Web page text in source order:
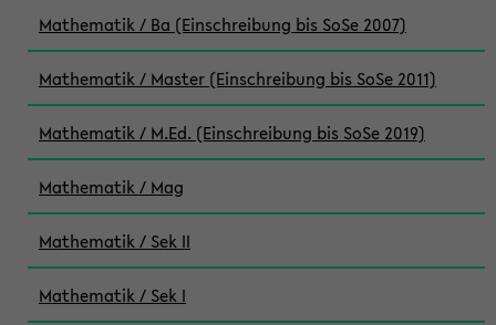
Mathematik / Ba (Einschreibung bis SoSe 2007)
Mathematik / Master (Einschreibung bis SoSe 2011)
Mathematik / M.Ed. (Einschreibung bis SoSe 2019)
Mathematik / Mag
Mathematik / Sek II
Mathematik / Sek I